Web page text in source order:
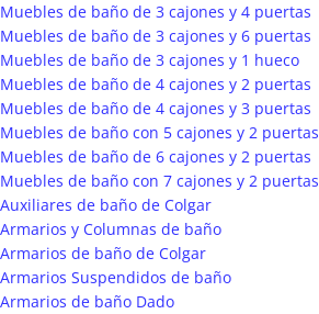
Muebles de baño de 3 cajones y 4 puertas
Muebles de baño de 3 cajones y 6 puertas
Muebles de baño de 3 cajones y 1 hueco
Muebles de baño de 4 cajones y 2 puertas
Muebles de baño de 4 cajones y 3 puertas
Muebles de baño con 5 cajones y 2 puertas
Muebles de baño de 6 cajones y 2 puertas
Muebles de baño con 7 cajones y 2 puertas
Auxiliares de baño de Colgar
Armarios y Columnas de baño
Armarios de baño de Colgar
Armarios Suspendidos de baño
Armarios de baño Dado